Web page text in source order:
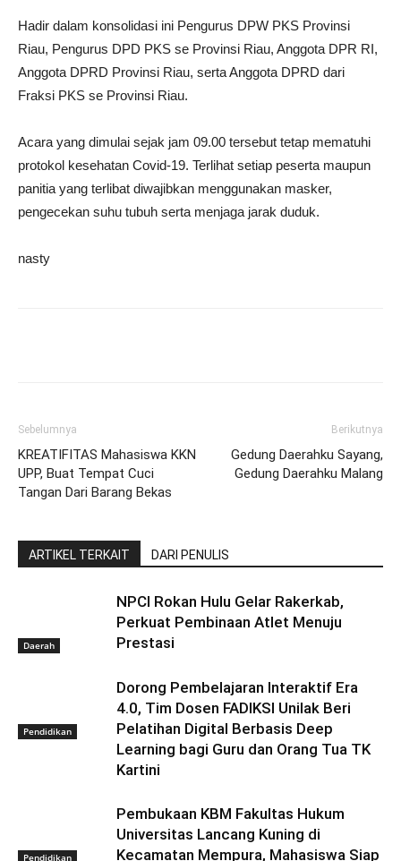
Hadir dalam konsolidasi ini Pengurus DPW PKS Provinsi
Riau, Pengurus DPD PKS se Provinsi Riau, Anggota DPR RI,
Anggota DPRD Provinsi Riau, serta Anggota DPRD dari
Fraksi PKS se Provinsi Riau.
Acara yang dimulai sejak jam 09.00 tersebut tetap mematuhi
protokol kesehatan Covid-19. Terlihat setiap peserta maupun
panitia yang terlibat diwajibkan menggunakan masker,
pengecekan suhu tubuh serta menjaga jarak duduk.
nasty
Sebelumnya
KREATIFITAS Mahasiswa KKN
UPP, Buat Tempat Cuci
Tangan Dari Barang Bekas
Berikutnya
Gedung Daerahku Sayang,
Gedung Daerahku Malang
ARTIKEL TERKAIT DARI PENULIS
Daerah
NPCI Rokan Hulu Gelar Rakerkab,
Perkuat Pembinaan Atlet Menuju
Prestasi
Pendidikan
Dorong Pembelajaran Interaktif Era
4.0, Tim Dosen FADIKSI Unilak Beri
Pelatihan Digital Berbasis Deep
Learning bagi Guru dan Orang Tua TK
Kartini
Pendidikan
Pembukaan KBM Fakultas Hukum
Universitas Lancang Kuning di
Kecamatan Mempura, Mahasiswa Siap